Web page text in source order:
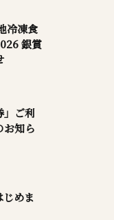
冷凍食
銀賞
」ご利
お知ら
じめま